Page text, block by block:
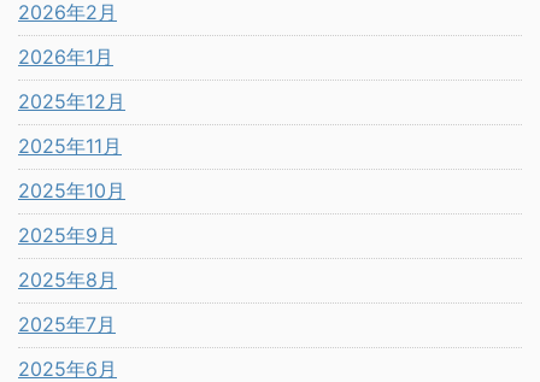
2026年2月
2026年1月
2025年12月
2025年11月
2025年10月
2025年9月
2025年8月
2025年7月
2025年6月